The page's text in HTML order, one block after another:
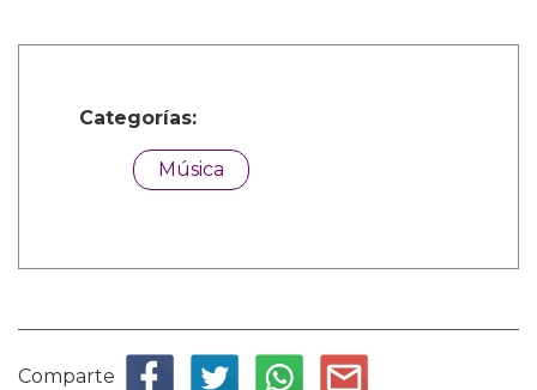
Categorías:
Música
Comparte